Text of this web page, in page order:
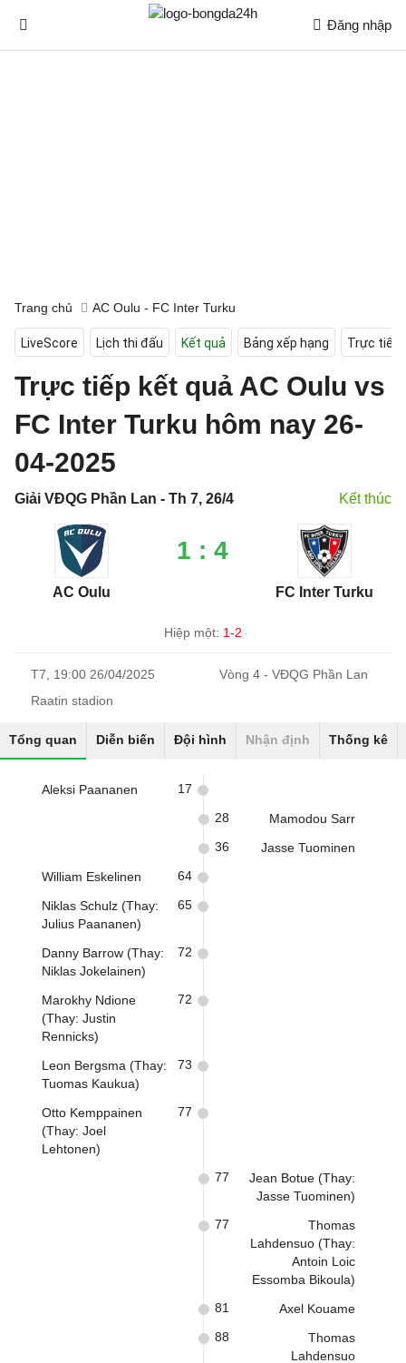
Đăng nhập
Trang chủ AC Oulu - FC Inter Turku
LiveScore Lịch thi đấu Kết quả Bảng xếp hạng Trực tiếp
Trực tiếp kết quả AC Oulu vs
FC Inter Turku hôm nay 26-
04-2025
Giải VĐQG Phần Lan - Th 7, 26/4 Kết thúc
AC Oulu
1 : 4
FC Inter Turku
Hiệp một: 1-2
T7, 19:00 26/04/2025
Vòng 4 - VĐQG Phần Lan
Raatin stadion
Tổng quan Diễn biến Đội hình Nhận định Thống kê
Aleksi Paananen 17
Mamodou Sarr
28
Jasse Tuominen
36
William Eskelinen 64
Niklas Schulz (Thay:
Julius Paananen)
65
Danny Barrow (Thay:
Niklas Jokelainen)
72
Marokhy Ndione
(Thay: Justin
Rennicks)
72
Leon Bergsma (Thay:
Tuomas Kaukua)
73
Otto Kemppainen
(Thay: Joel
Lehtonen)
77
Jean Botue (Thay:
Jasse Tuominen)
77
Thomas
Lahdensuo (Thay:
Antoin Loic
Essomba Bikoula)
77
Axel Kouame
81
Thomas
Lahdensuo
88